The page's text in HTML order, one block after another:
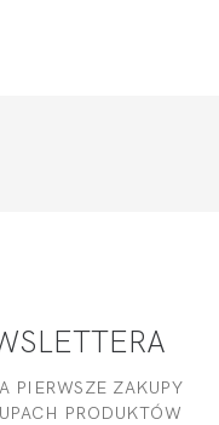
PIERWSZE ZAKUPY
PRODUKTÓW